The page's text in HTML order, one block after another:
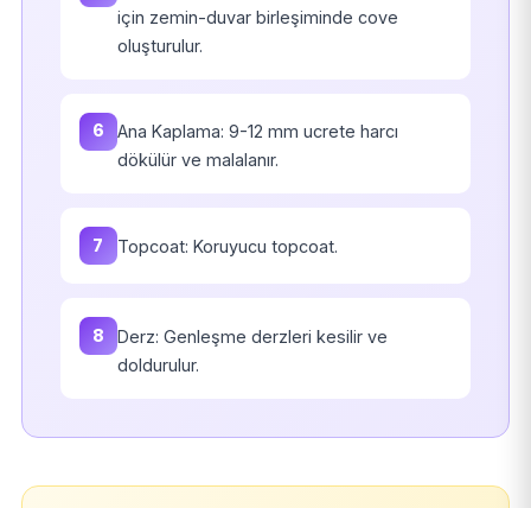
için zemin-duvar birleşiminde cove
oluşturulur.
6
Ana Kaplama: 9-12 mm ucrete harcı
dökülür ve malalanır.
7 Topcoat: Koruyucu topcoat.
8
Derz: Genleşme derzleri kesilir ve
doldurulur.